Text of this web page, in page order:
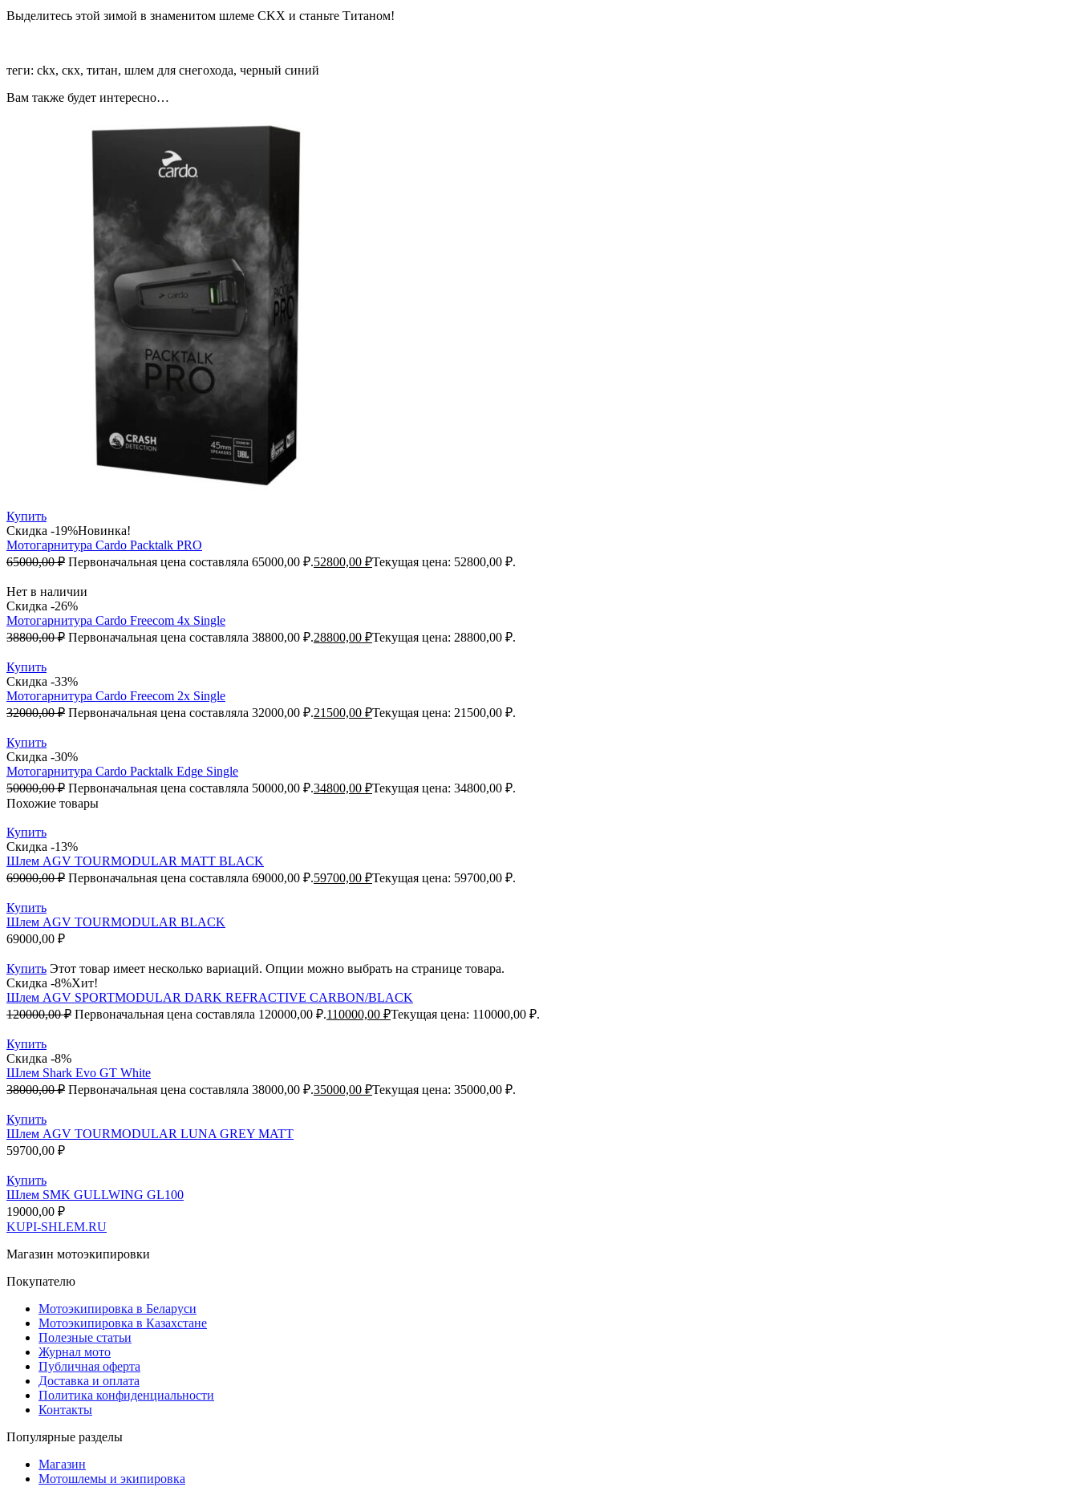
Выделитесь этой зимой в знаменитом шлеме CKX и станьте Титаном!
теги: ckx, скх, титан, шлем для снегохода, черный синий
Вам также будет интересно…
Купить
Скидка -19%Новинка!
Мотогарнитура Cardo Packtalk PRO
65000,00₽ Первоначальная цена составляла 65000,00 ₽.52800,00 ₽Текущая цена: 52800,00 ₽.
Нет в наличии
Скидка -26%
Мотогарнитура Cardo Freecom 4x Single
38800,00₽ Первоначальная цена составляла 38800,00 ₽.28800,00 ₽Текущая цена: 28800,00 ₽.
Купить
Скидка -33%
Мотогарнитура Cardo Freecom 2x Single
32000,00₽ Первоначальная цена составляла 32000,00 ₽.21500,00 ₽Текущая цена: 21500,00 ₽.
Купить
Скидка -30%
Мотогарнитура Cardo Packtalk Edge Single
50000,00₽ Первоначальная цена составляла 50000,00 ₽.34800,00 ₽Текущая цена: 34800,00 ₽.
Похожие товары
Купить
Скидка -13%
Шлем AGV TOURMODULAR MATT BLACK
69000,00₽ Первоначальная цена составляла 69000,00 ₽.59700,00 ₽Текущая цена: 59700,00 ₽.
Купить
Шлем AGV TOURMODULAR BLACK
69000,00 ₽
Купить Этот товар имеет несколько вариаций. Опции можно выбрать на странице товара.
Скидка -8%Хит!
Шлем AGV SPORTMODULAR DARK REFRACTIVE CARBON/BLACK
120000,00₽ Первоначальная цена составляла 120000,00 ₽.110000,00 ₽Текущая цена: 110000,00 ₽.
Купить
Скидка -8%
Шлем Shark Evo GT White
38000,00₽ Первоначальная цена составляла 38000,00 ₽.35000,00 ₽Текущая цена: 35000,00 ₽.
Купить
Шлем AGV TOURMODULAR LUNA GREY MATT
59700,00 ₽
Купить
Шлем SMK GULLWING GL100
19000,00 ₽
KUPI-SHLEM.RU
Магазин мотоэкипировки
Покупателю
Мотоэкипировка в Беларуси
Мотоэкипировка в Казахстане
Полезные статьи
Журнал мото
Публичная оферта
Доставка и оплата
Политика конфиденциальности
Контакты
Популярные разделы
Магазин
Мотошлемы и экипировка